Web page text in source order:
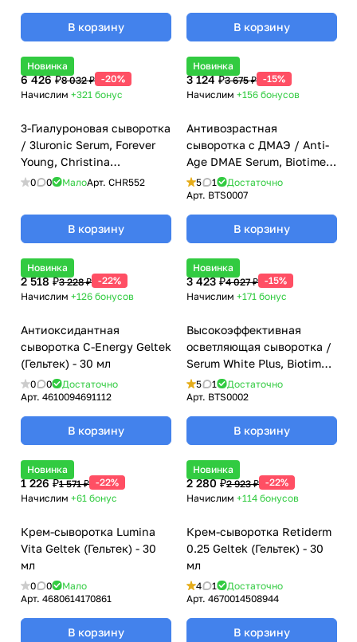
В корзину
(Мезодерм), 5 мл х 10 шт
В корзину
Новинка
6 426 ₽8 032 ₽ -20%
Начислим +321 бонус
3-Гиалуроновая сыворотка
/ 3luronic Serum, Forever
Young, Christina
(Кристина) - 30 мл
0 0 МалоАрт. CHR552
В корзину
Новинка
3 124 ₽3 675 ₽ -15%
Начислим +156 бонусов
Антивозрастная
сыворотка с ДМАЭ / Anti-
Age DMAE Serum, Biotime
(Биотайм) - 30 мл
5 1
Достаточно
Арт. BTS0007
В корзину
Новинка
2 518 ₽3 228 ₽ -22%
Начислим +126 бонусов
Антиоксидантная
сыворотка C-Energy Geltek
(Гельтек) - 30 мл
0 0
Достаточно
Арт. 4610094691112
В корзину
Новинка
3 423 ₽4 027 ₽ -15%
Начислим +171 бонус
Высокоэффективная
осветляющая сыворотка /
Serum White Plus, Biotime
(Биотайм) - 30 мл
5 1
Достаточно
Арт. BTS0002
В корзину
Новинка
1 226 ₽1 571 ₽ -22%
Начислим +61 бонус
Крем-сыворотка Lumina
Vita Geltek (Гельтек) - 30
мл
0 0
Мало
Арт. 4680614170861
В корзину
Новинка
2 280 ₽2 923 ₽ -22%
Начислим +114 бонусов
Крем-сыворотка Retiderm
0.25 Geltek (Гельтек) - 30
мл
4 1
Достаточно
Арт. 4670014508944
В корзину